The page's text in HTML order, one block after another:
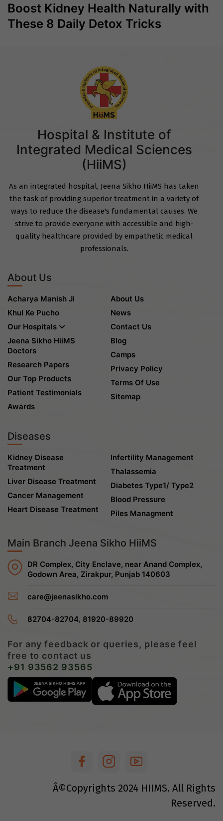
Boost Kidney Health Naturally with
These 8 Daily Detox Tricks
Hospital & Institute of
Integrated Medical Sciences
(HiiMS)
As an integrated hospital, Jeena Sikho HiiMS has taken
the task of providing superior treatment in a variety of
ways to reduce the disease's fundamental causes. We
strive to provide everyone with accessible and high-
quality healthcare provided by empathetic medical
professionals.
About Us
Acharya Manish Ji
Khul Ke Pucho
Our Hospitals
Jeena Sikho HiiMS
Doctors
Research Papers
Our Top Products
Patient Testimonials
Awards
About Us
News
Contact Us
Blog
Camps
Privacy Policy
Terms Of Use
Sitemap
Diseases
Kidney Disease
Treatment
Liver Disease Treatment
Cancer Management
Heart Disease Treatment
Infertility Management
Thalassemia
Diabetes Type1/ Type2
Blood Pressure
Piles Managment
Main Branch Jeena Sikho HiiMS
DR Complex, City Enclave, near Anand Complex,
Godown Area, Zirakpur, Punjab 140603
care@jeenasikho.com
82704-82704, 81920-89920
For any feedback or queries, please feel
free to contact us
+91 93562 93565
Â©Copyrights 2024 HIIMS. All Rights
Reserved.